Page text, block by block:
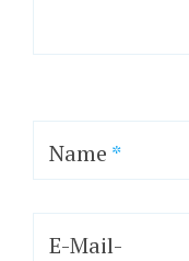
Name *
E-Mail-